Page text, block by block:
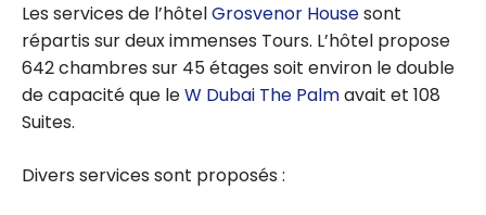
Les services de l’hôtelGrosvenor Housesont
répartis sur deux immenses Tours. L’hôtel propose
642 chambres sur 45 étages soit environ le double
de capacité que leW Dubai The Palmavait et 108
Suites.
Divers services sont proposés :